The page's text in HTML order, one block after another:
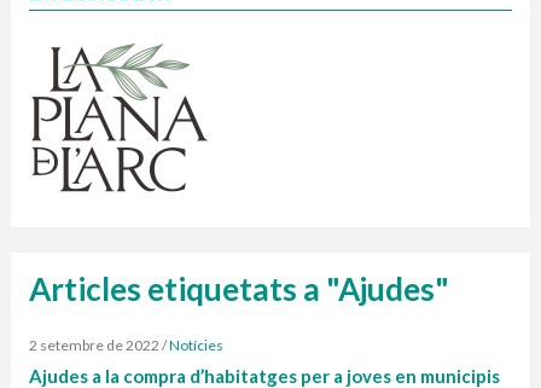
Infografia porta a porta
1 contenidors intel·ligents
Finançat per la Unió Europea – NextGenerationEU
Articles etiquetats a "Ajudes"
2 setembre de 2022 /Notícies
Ajudes a la compra d’habitatges per a joves en municipis